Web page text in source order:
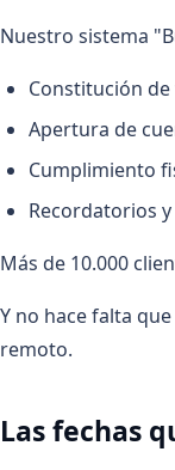
Nuestro sistema
Constitución de
Apertura de
Cumplimiento
Recordatorios
Más de 10.000
Y no hace falta
remoto.
Las fechas